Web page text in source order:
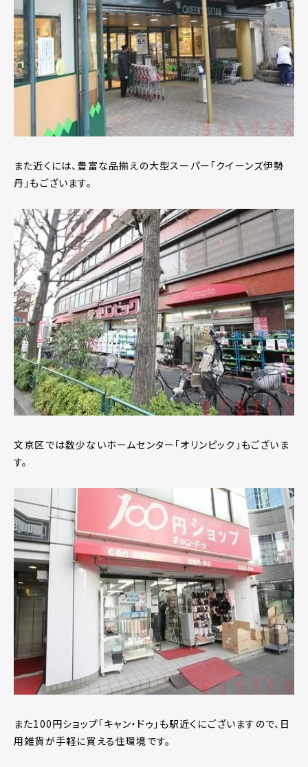
また近くには、豊富な品揃えの大型スーパー「クイーンズ伊勢
丹」もございます。
文京区では数少ないホームセンター「オリンピック」もございま
す。
また100円ショップ「キャン・ドゥ」も駅近くにございますので、日
用雑貨が手軽に買える住環境です。